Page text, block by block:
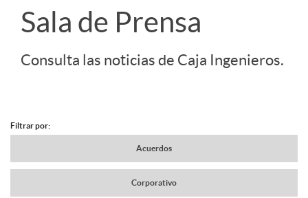
S
Sala de Prensa
Consulta las noticias de Caja Ingenieros.
N
Filtrar por:
Acuerdos
Corporativo